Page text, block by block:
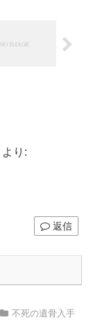
より:
返信
不死の遺骨入手